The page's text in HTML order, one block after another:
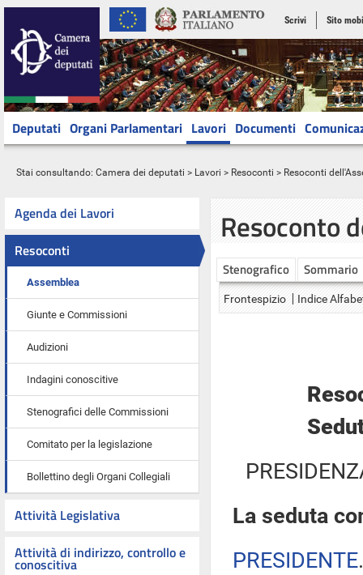
Scrivi Sito
Deputati Organi Parlamentari Lavori Documenti
Stai consultando: Camera dei deputati > Lavori > Resoconti > Resoconti
Agenda dei Lavori
Resoconti
Assemblea
Giunte e Commissioni
Audizioni
Indagini conoscitive
Stenografici delle Commissioni
Comitato per la legislazione
Bollettino degli Organi Collegiali
Attività Legislativa
Attività di indirizzo, controllo e
conoscitiva
Resoconto
Stenografico Sommario
Frontespizio Indice
La seduta
PRESIDENTE